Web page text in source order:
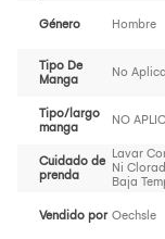
Género Hombre
Tipo De
Manga
No Aplica
Tipo/largo
manga
NO
Cuidado de
prenda
Lavar
Ni
Baja
Vendido por Oechsle